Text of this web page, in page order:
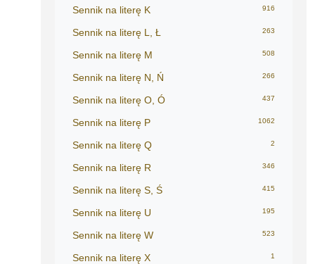
Sennik na literę K 916
Sennik na literę L, Ł 263
Sennik na literę M 508
Sennik na literę N, Ń 266
Sennik na literę O, Ó 437
Sennik na literę P 1062
Sennik na literę Q 2
Sennik na literę R 346
Sennik na literę S, Ś 415
Sennik na literę U 195
Sennik na literę W 523
Sennik na literę X 1